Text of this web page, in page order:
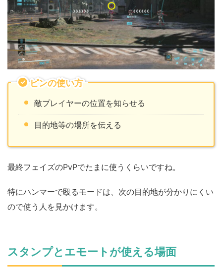
ピンの使い方
敵プレイヤーの位置を知らせる
目的地等の場所を伝える
最終フェイズのPvPでたまに使うくらいですね。
特にハンマーで殴るモードは、次の目的地が分かりにくい
ので使う人を見かけます。
スタンプとエモートが使える場面